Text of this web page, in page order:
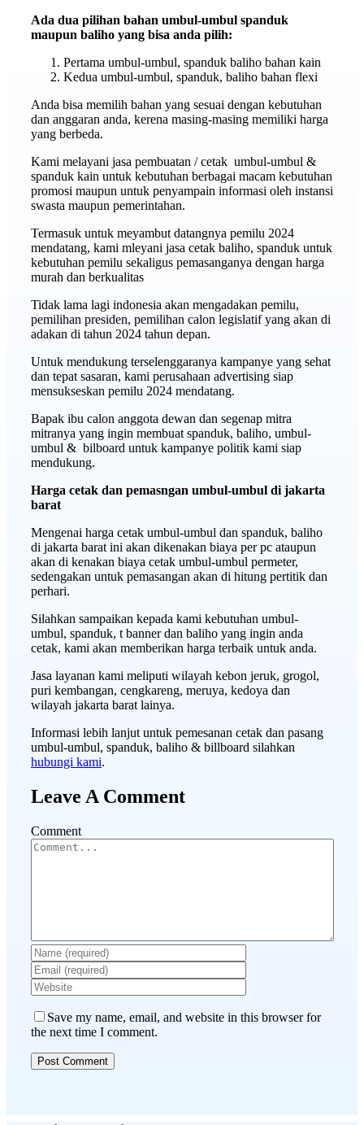
Ada dua pilihan bahan umbul-umbul spanduk
maupun baliho yang bisa anda pilih:
Pertama umbul-umbul, spanduk baliho bahan kain
Kedua umbul-umbul, spanduk, baliho bahan flexi
Anda bisa memilih bahan yang sesuai dengan kebutuhan
dan anggaran anda, kerena masing-masing memiliki harga
yang berbeda.
Kami melayani jasa pembuatan / cetak umbul-umbul &
spanduk kain untuk kebutuhan berbagai macam kebutuhan
promosi maupun untuk penyampain informasi oleh instansi
swasta maupun pemerintahan.
Termasuk untuk meyambut datangnya pemilu 2024
mendatang, kami mleyani jasa cetak baliho, spanduk untuk
kebutuhan pemilu sekaligus pemasanganya dengan harga
murah dan berkualitas
Tidak lama lagi indonesia akan mengadakan pemilu,
pemilihan presiden, pemilihan calon legislatif yang akan di
adakan di tahun 2024 tahun depan.
Untuk mendukung terselenggaranya kampanye yang sehat
dan tepat sasaran, kami perusahaan advertising siap
mensukseskan pemilu 2024 mendatang.
Bapak ibu calon anggota dewan dan segenap mitra
mitranya yang ingin membuat spanduk, baliho, umbul-
umbul & bilboard untuk kampanye politik kami siap
mendukung.
Harga cetak dan pemasngan umbul-umbul di jakarta
barat
Mengenai harga cetak umbul-umbul dan spanduk, baliho
di jakarta barat ini akan dikenakan biaya per pc ataupun
akan di kenakan biaya cetak umbul-umbul permeter,
sedengakan untuk pemasangan akan di hitung pertitik dan
perhari.
Silahkan sampaikan kepada kami kebutuhan umbul-
umbul, spanduk, t banner dan baliho yang ingin anda
cetak, kami akan memberikan harga terbaik untuk anda.
Jasa layanan kami meliputi wilayah kebon jeruk, grogol,
puri kembangan, cengkareng, meruya, kedoya dan
wilayah jakarta barat lainya.
Informasi lebih lanjut untuk pemesanan cetak dan pasang
umbul-umbul, spanduk, baliho & billboard silahkan
hubungi kami.
Leave A Comment
Comment
Save my name, email, and website in this browser for
the next time I comment.